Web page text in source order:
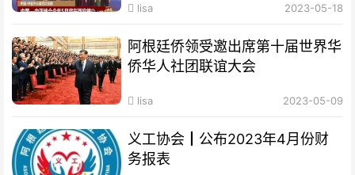
lisa 2023-05-18
阿根廷侨领受邀出席第十届世界华
侨华人社团联谊大会
lisa 2023-05-09
义工协会┃公布2023年4月份财
务报表